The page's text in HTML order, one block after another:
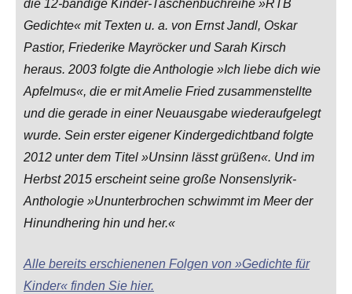
die 12-bändige Kinder-Taschenbuchreihe »RTB
Gedichte« mit Texten u. a. von Ernst Jandl, Oskar
Pastior, Friederike Mayröcker und Sarah Kirsch
heraus. 2003 folgte die Anthologie »Ich liebe dich wie
Apfelmus«, die er mit Amelie Fried zusammenstellte
und die gerade in einer Neuausgabe wiederaufgelegt
wurde. Sein erster eigener Kindergedichtband folgte
2012 unter dem Titel »Unsinn lässt grüßen«. Und im
Herbst 2015 erscheint seine große Nonsenslyrik-
Anthologie »Ununterbrochen schwimmt im Meer der
Hinundhering hin und her.«
Alle bereits erschienenen Folgen von »Gedichte für
Kinder« finden Sie hier.